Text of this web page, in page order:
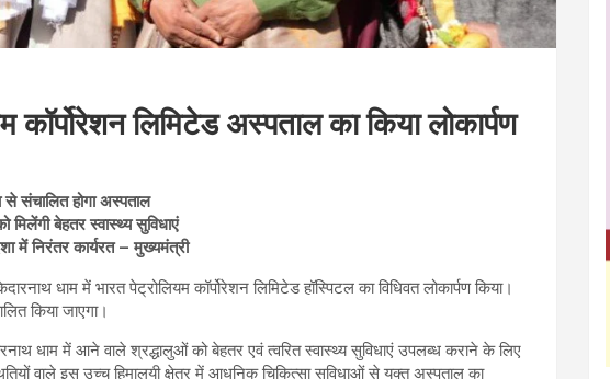
कॉर्पोरेशन लिमिटेड अस्पताल का किया लोकार्पण
से संचालित होगा अस्पताल
बेहतर स्वास्थ्य सुविधाएं
में निरंतर कार्यरत – मुख्यमंत्री
धाम में भारत पेट्रोलियम कॉर्पोरेशन लिमिटेड हॉस्पिटल का विधिवत लोकार्पण किया।
किया जाएगा।
धाम में आने वाले श्रद्धालुओं को बेहतर एवं त्वरित स्वास्थ्य सुविधाएं उपलब्ध कराने के लिए
वाले इस उच्च हिमालयी क्षेत्र में आधुनिक चिकित्सा सुविधाओं से युक्त अस्पताल का